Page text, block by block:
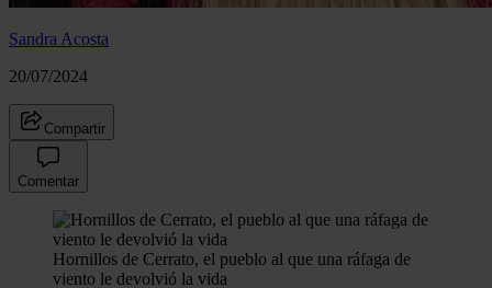
Sandra Acosta
20/07/2024
Compartir
Comentar
Hornillos de Cerrato, el pueblo al que una ráfaga de
viento le devolvió la vida